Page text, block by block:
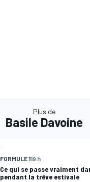
Plus de
Basile Davoine
FORMULE 119 h
Ce qui se passe vraiment
pendant la trêve estivale